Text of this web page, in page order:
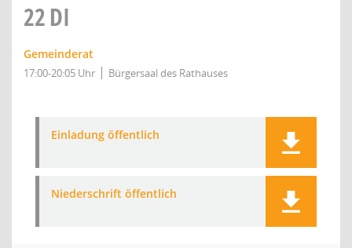
22DI
Gemeinderat
17:00-20:05 Uhr Bürgersaal des Rathauses
Einladung öffentlich
Niederschrift öffentlich